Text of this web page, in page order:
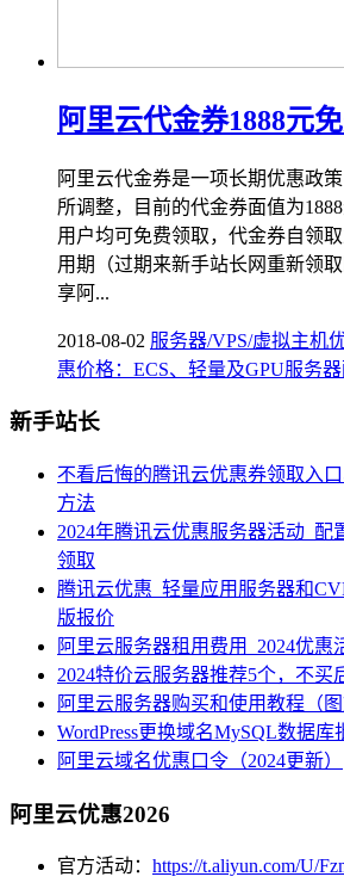
阿里云代金券1888元
阿里云代金券是一项长期优惠政
所调整，目前的代金券面值为
用户均可免费领取，代金券自领
用期（过期来新手站长网重新领
享阿...
2018-08-02 服务器/VPS/虚拟主机
惠价格：ECS、轻量及GPU服务
新手站长
不看后悔的腾讯云优惠券领取入
方法
2024年腾讯云优惠服务器活动_配
领取
腾讯云优惠_轻量应用服务器和
版报价
阿里云服务器租用费用_2024优惠
2024特价云服务器推荐5个，不买
阿里云服务器购买和使用教程（图
WordPress更换域名MySQL数据
阿里云域名优惠口令（2024更新）
阿里云优惠2026
官方活动： https://t.aliyun.com/U/